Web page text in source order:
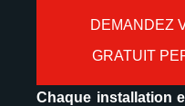
DEMANDEZ
GRATUIT
Chaque installation